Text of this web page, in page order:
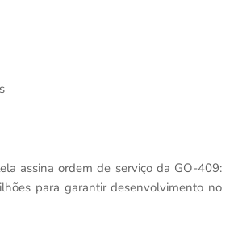
assina ordem de serviço da GO-409:
para garantir desenvolvimento no